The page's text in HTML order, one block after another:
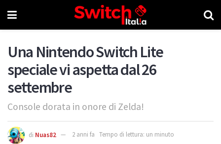
Una Nintendo Switch Lite
speciale vi aspetta dal 26
settembre
Console dorata in onore di Zelda!
di Nuas82 2 anni fa Tempo di lettura: un minuto